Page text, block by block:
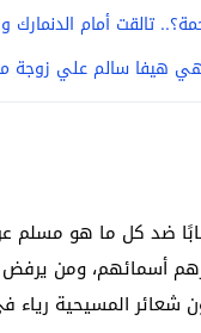
تالقت أمام الدنمارك
هيفا سالم علي زوجة
ضد كل ما هو مسلم
أسمائهم، ومن يرفض
شعائر المسيحية